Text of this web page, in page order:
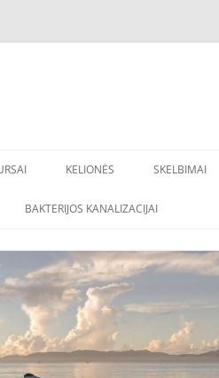
KELIONĖS SKELBIMAI
BAKTERIJOS KANALIZACIJAI